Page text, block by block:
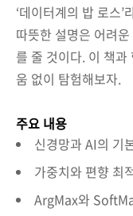
‘데이터계의 밥 로스
따뜻한 설명은 어려
를 줄 것이다. 이 책
움 없이 탐험해보자.
주요 내용
신경망과 AI의 기
가중치와 편향 최
ArgMax와